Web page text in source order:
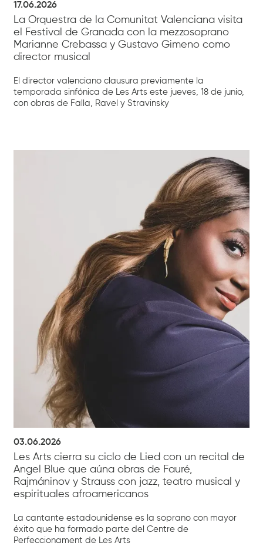
17.06.2026
La Orquestra de la Comunitat Valenciana visita
el Festival de Granada con la mezzosoprano
Marianne Crebassa y Gustavo Gimeno como
director musical
El director valenciano clausura previamente la
temporada sinfónica de Les Arts este jueves, 18 de junio,
con obras de Falla, Ravel y Stravinsky
03.06.2026
Les Arts cierra su ciclo de Lied con un recital de
Angel Blue que aúna obras de Fauré,
Rajmáninov y Strauss con jazz, teatro musical y
espirituales afroamericanos
La cantante estadounidense es la soprano con mayor
éxito que ha formado parte del Centre de
Perfeccionament de Les Arts